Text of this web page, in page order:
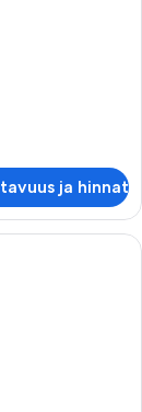
ja hinnat
jossa on